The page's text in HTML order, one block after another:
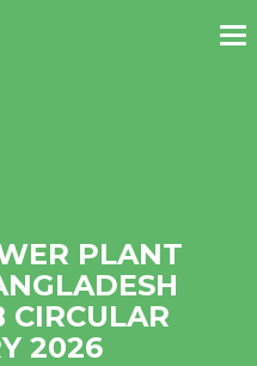
PLANT
CIRCULAR
2026